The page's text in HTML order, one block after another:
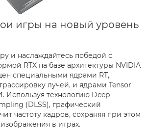
игры на новый уровень
и наслаждайтесь победой с
RTX на базе архитектуры NVIDIA
специальными ядрами RT,
лучей, и ядрами Tensor
Используя технологию Deep
(DLSS), графический
частоту кадров, сохраняя при этом
в играх.